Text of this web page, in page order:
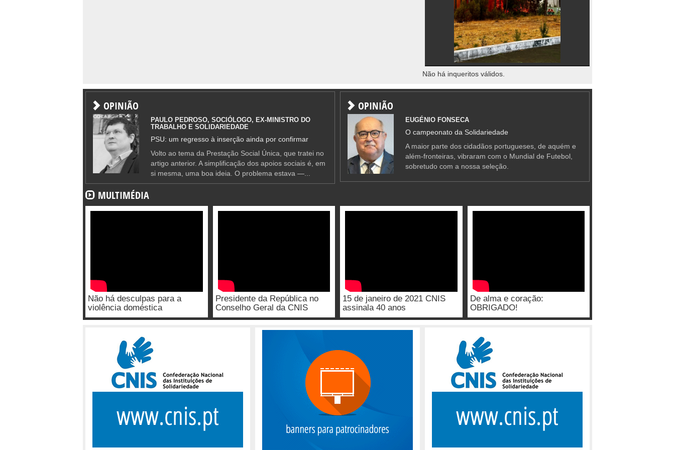
Não há inqueritos válidos.
OPINIÃO
PAULO PEDROSO, SOCIÓLOGO, EX-MINISTRO DO
TRABALHO E SOLIDARIEDADE
PSU: um regresso à inserção ainda por confirmar
Volto ao tema da Prestação Social Única, que tratei no
artigo anterior. A simplificação dos apoios sociais é, em
si mesma, uma boa ideia. O problema estava —...
OPINIÃO
EUGÉNIO FONSECA
O campeonato da Solidariedade
A maior parte dos cidadãos portugueses, de aquém e
além-fronteiras, vibraram com o Mundial de Futebol,
sobretudo com a nossa seleção.
MULTIMÉDIA
Não há desculpas para a
violência doméstica
Presidente da República no
Conselho Geral da CNIS
15 de janeiro de 2021 CNIS
assinala 40 anos
De alma e coração:
OBRIGADO!